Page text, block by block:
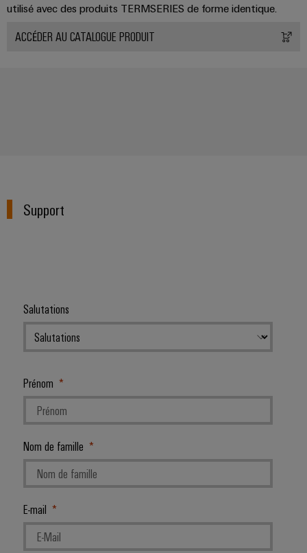
utilisé avec des produits TERMSERIES de forme identique.
ACCÉDER AU CATALOGUE PRODUIT
Support
Salutations
Prénom
Nom de famille
E-mail